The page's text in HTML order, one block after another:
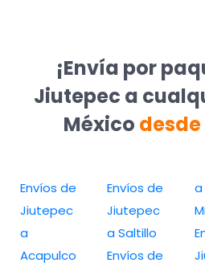
¡Envía por
Jiutepec a
México
Envíos de
Jiutepec
a
Acapulco
Envíos de
Jiutepec
a Saltillo
Envíos de
a